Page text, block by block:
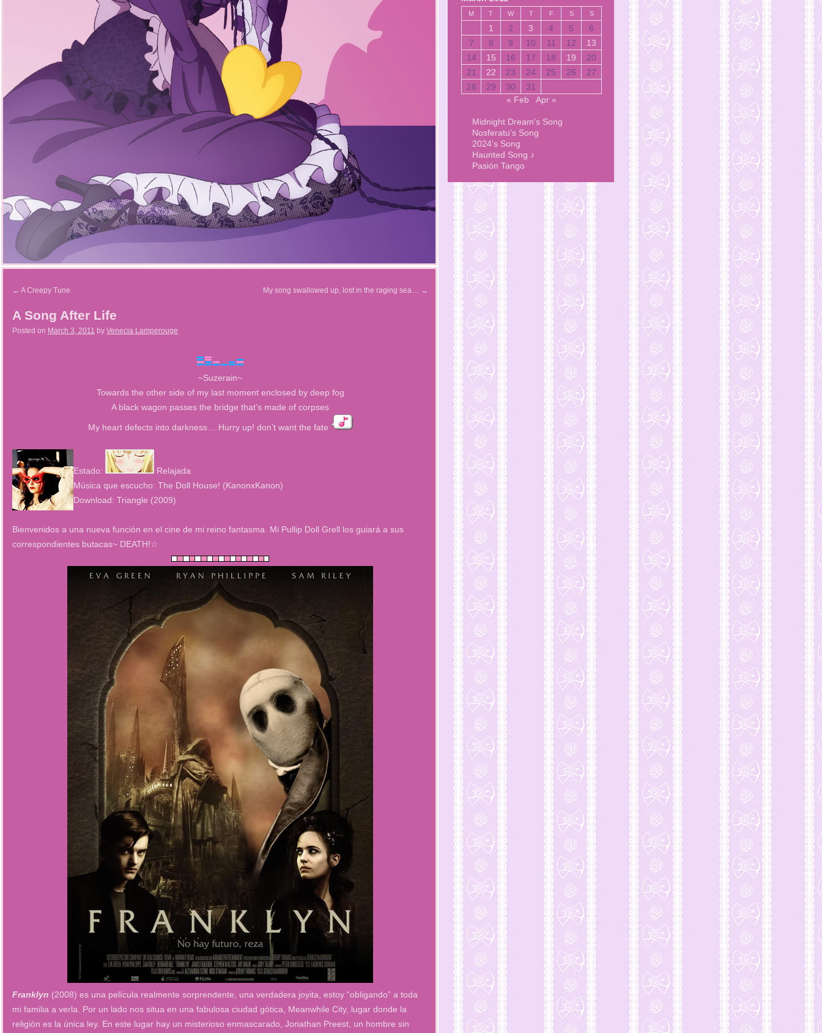
← A Creepy Tune My song swallowed up, lost in the raging sea… →
A Song After Life
Posted on March 3, 2011 by Venecia Lamperouge
~Suzerain~
Towards the other side of my last moment enclosed by deep fog
A black wagon passes the bridge that’s made of corpses
My heart defects into darkness… Hurry up! don’t want the fate
Estado:
Relajada
Música que escucho: The Doll House! (KanonxKanon)
Download: Triangle (2009)
Bienvenidos a una nueva función en el cine de mi reino fantasma. Mi Pullip Doll Grell los guiará a sus
correspondientes butacas~ DEATH!☆
Franklyn (2008) es una película realmente sorprendente, una verdadera joyita, estoy “obligando” a toda
mi familia a verla. Por un lado nos situa en una fabulosa ciudad gótica, Meanwhile City, lugar donde la
religión es la única ley. En este lugar hay un misterioso enmascarado, Jonathan Preest, un hombre sin
M T W T F S S
1 2 3 4 5
6
7
8 9 10 11 12
13
14
15 16 17 18 19
20
21
22 23 24 25 26
27
28
29 30
31
« Feb
Apr »
Midnight Dream’s Song
Nosferatu’s Song
2024’s Song
Haunted Song ♪
Pasión Tango